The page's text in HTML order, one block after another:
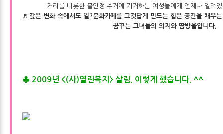
거리를 비롯한 불안정 주거에 기거하는 여성들에게 언제나 열려
♬ 갖은 변화 속에서도 일?문화카페를 그것답게 만드는 힘은 공간을 채우
꿈꾸는 그녀들의 의지와 땀방울입니다.
♣ 2009년 <(사)열린복지> 살림, 이렇게 했습니다. ^^